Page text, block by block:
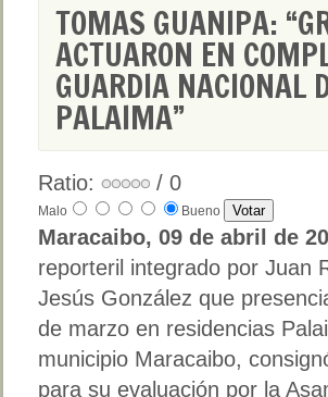
TOMAS GUANIPA:
ACTUARON EN
GUARDIA NACIONAL
PALAIMA”
Ratio: / 0
Malo Bueno
Maracaibo, 09 de abril de
reporteril integrado por Juan
Jesús González que
de marzo en residencias
municipio Maracaibo,
para su evaluación por la